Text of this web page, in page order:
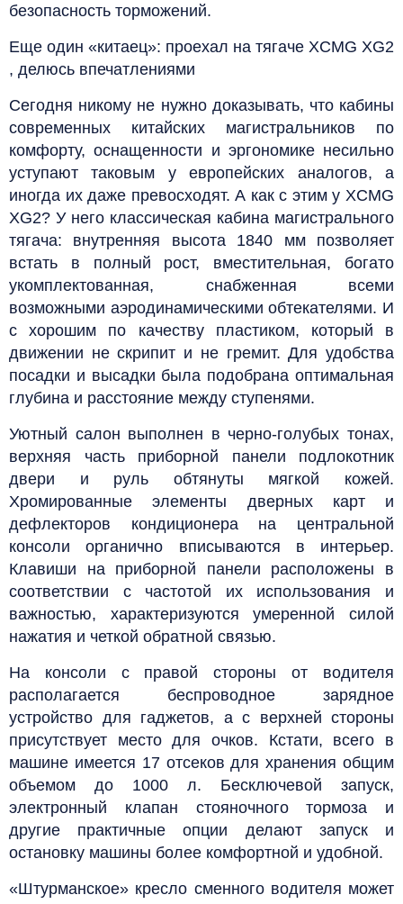
безопасность торможений.
Еще один «китаец»: проехал на тягаче XCMG XG2
, делюсь впечатлениями
Сегодня никому не нужно доказывать, что кабины
современных китайских магистральников по
комфорту, оснащенности и эргономике несильно
уступают таковым у европейских аналогов, а
иногда их даже превосходят. А как с этим у XCMG
XG2? У него классическая кабина магистрального
тягача: внутренняя высота 1840 мм позволяет
встать в полный рост, вместительная, богато
укомплектованная, снабженная всеми
возможными аэродинамическими обтекателями. И
с хорошим по качеству пластиком, который в
движении не скрипит и не гремит. Для удобства
посадки и высадки была подобрана оптимальная
глубина и расстояние между ступенями.
Уютный салон выполнен в черно-голубых тонах,
верхняя часть приборной панели подлокотник
двери и руль обтянуты мягкой кожей.
Хромированные элементы дверных карт и
дефлекторов кондиционера на центральной
консоли органично вписываются в интерьер.
Клавиши на приборной панели расположены в
соответствии с частотой их использования и
важностью, характеризуются умеренной силой
нажатия и четкой обратной связью.
На консоли с правой стороны от водителя
располагается беспроводное зарядное
устройство для гаджетов, а с верхней стороны
присутствует место для очков. Кстати, всего в
машине имеется 17 отсеков для хранения общим
объемом до 1000 л. Бесключевой запуск,
электронный клапан стояночного тормоза и
другие практичные опции делают запуск и
остановку машины более комфортной и удобной.
«Штурманское» кресло сменного водителя может